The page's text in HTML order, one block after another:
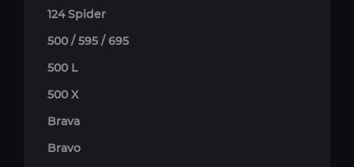
124 Spider
500 / 595 / 695
500 L
500 X
Brava
Bravo